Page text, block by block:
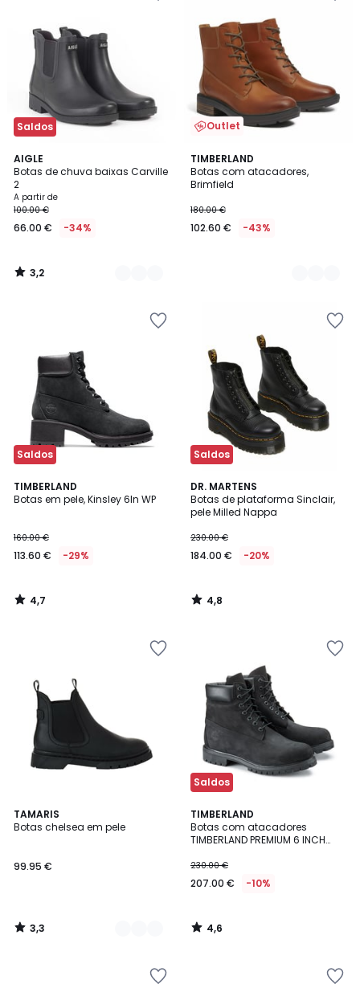
Saldos
AIGLE
Botas de chuva baixas Carville
2
A partir de
100.00 €
66.00 € -34%
3,2
/ 5
2
Cores
3,2
/
Outlet
TIMBERLAND
Botas com atacadores,
Brimfield
180.00 €
102.60 € -43%
2
Cores
Saldos
TIMBERLAND
Botas em pele, Kinsley 6In WP
160.00 €
113.60 € -29%
4,7
/ 5
4,7
/
Saldos
DR. MARTENS
Botas de plataforma Sinclair,
pele Milled Nappa
230.00 €
184.00 € -20%
4,8
/ 5
4,8
/
TAMARIS
Botas chelsea em pele
99.95 €
3,3
/ 5
2
Cores
3,3
/
Saldos
TIMBERLAND
Botas com atacadores
TIMBERLAND PREMIUM 6 INCH
230.00 €
207.00 € -10%
4,6
/ 5
4,6
/